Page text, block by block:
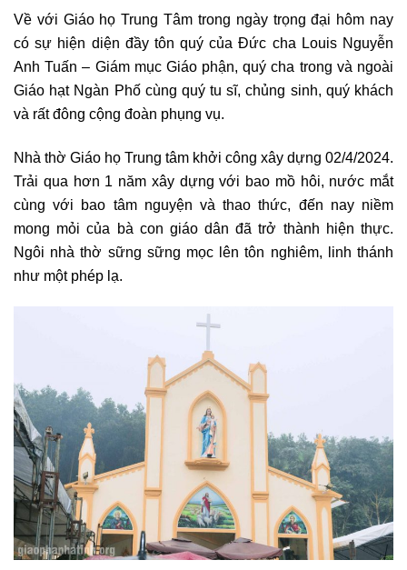
Về với Giáo họ Trung Tâm trong ngày trọng đại hôm nay
có sự hiện diện đầy tôn quý của Đức cha Louis Nguyễn
Anh Tuấn – Giám mục Giáo phận, quý cha trong và ngoài
Giáo hạt Ngàn Phố cùng quý tu sĩ, chủng sinh, quý khách
và rất đông cộng đoàn phụng vụ.
Nhà thờ Giáo họ Trung tâm khởi công xây dựng 02/4/2024.
Trải qua hơn 1 năm xây dựng với bao mồ hôi, nước mắt
cùng với bao tâm nguyện và thao thức, đến nay niềm
mong mỏi của bà con giáo dân đã trở thành hiện thực.
Ngôi nhà thờ sững sững mọc lên tôn nghiêm, linh thánh
như một phép lạ.